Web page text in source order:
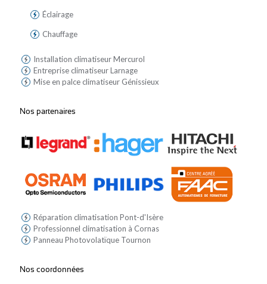
Éclairage
Chauffage
Installation climatiseur Mercurol
Entreprise climatiseur Larnage
Mise en palce climatiseur Génissieux
Nos partenaires
Réparation climatisation Pont-d'Isère
Professionnel climatisation à Cornas
Panneau Photovolatïque Tournon
Nos coordonnées